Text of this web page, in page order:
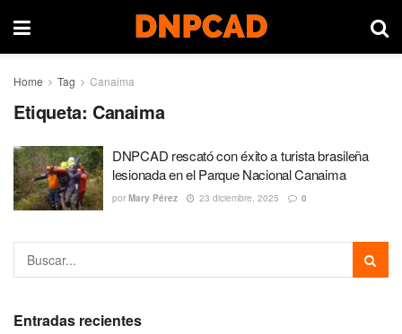
Home Tag Canaima
Etiqueta: Canaima
DNPCAD rescató con éxito a turista brasileña
lesionada en el Parque Nacional Canaima
por Mary Pérez 23 diciembre, 2025 0
Entradas recientes